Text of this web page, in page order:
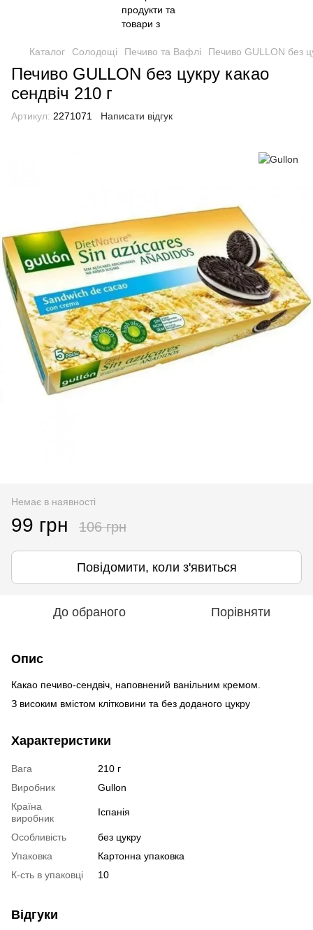
Каталог Солодощі Печиво та Вафлі Печиво GULLON без
Печиво GULLON без цукру какао
сендвіч 210 г
Артикул: 2271071 Написати відгук
Немає в наявності
99 грн 106 грн
Повідомити, коли з'явиться
До обраного Порівняти
Опис
Какао печиво-сендвіч, наповнений ванільним кремом.
З високим вмістом клітковини та без доданого цукру
Характеристики
Вага
210 г
Виробник
Gullon
Країна
виробник
Іспанія
Особливість
без цукру
Упаковка
Картонна упаковка
К-сть в упаковці
10
Відгуки